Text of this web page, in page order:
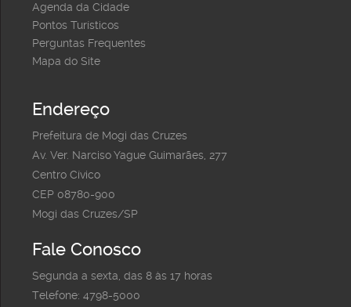
Agenda da Cidade
Pontos Turísticos
Perguntas Frequentes
Mapa do Site
Endereço
Prefeitura de Mogi das Cruzes
Av. Ver. Narciso Yague Guimarães, 277
Centro Cívico
CEP 08780-900
Mogi das Cruzes/SP
Fale Conosco
Segunda a sexta, das 8 às 17 horas
Telefone: 4798-5000